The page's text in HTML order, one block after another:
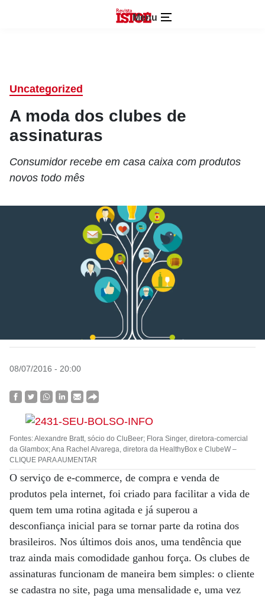
Menu
Uncategorized
A moda dos clubes de
assinaturas
Consumidor recebe em casa caixa com produtos
novos todo mês
08/07/2016 - 20:00
Fontes: Alexandre Bratt, sócio do CluBeer; Flora Singer, diretora-comercial
da Glambox; Ana Rachel Alvarega, diretora da HealthyBox e ClubeW –
CLIQUE PARA AUMENTAR
O serviço de e-commerce, de compra e venda de
produtos pela internet, foi criado para facilitar a vida de
quem tem uma rotina agitada e já superou a
desconfiança inicial para se tornar parte da rotina dos
brasileiros. Nos últimos dois anos, uma tendência que
traz ainda mais comodidade ganhou força. Os clubes de
assinaturas funcionam de maneira bem simples: o cliente
se cadastra no site, paga uma mensalidade e, uma vez